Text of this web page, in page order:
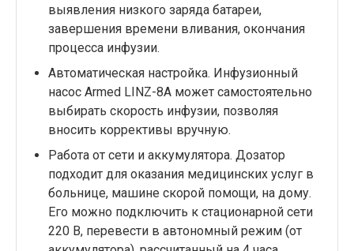
выявления низкого заряда батареи,
завершения времени вливания, окончания
процесса инфузии.
Автоматическая настройка. Инфузионный
насос Armed LINZ-8A может самостоятельно
выбирать скорость инфузии, позволяя
вносить коррективы вручную.
Работа от сети и аккумулятора. Дозатор
подходит для оказания медицинских услуг в
больнице, машине скорой помощи, на дому.
Его можно подключить к стационарной сети
220 В, перевести в автономный режим (от